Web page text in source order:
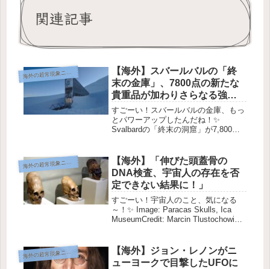
関連記事
海
外の超常現象ニュース
【海外】スバールバルの「終
末の金庫」、7800点の新たな
貴重品が加わりさらなる強
化！
すごーい！スバールバルの金庫、もっ
とパワーアップしたんだね！✨
Svalbardの「終末の洞窟」が7,800の
BY-SA 2.0 Einar Jorgen Ha...
海
外の超常現象ニュース
【海外】「伸びた頭蓋骨の
DNA検査、宇宙人の存在を否
定できない結果に！」
すごーい！宇宙人のこと、気になる
～！✨ Image: Paracas Skulls, Ica
MuseumCredit: Marcin Tlustochowicz
海
外の超常現象ニュース
【海外】ジョン・レノンがニ
ューヨークで目撃したUFOに